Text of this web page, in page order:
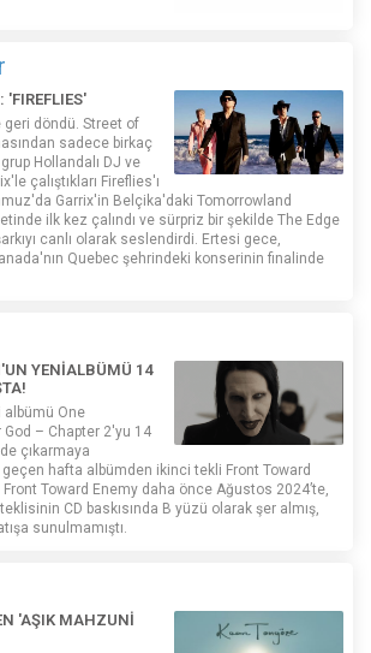
'FIREFLIES'
geri döndü. Street of
sadece birkaç
Hollandalı DJ ve
çalıştıkları Fireflies'ı
Garrix'in Belçika'daki Tomorrowland
ilk kez çalındı ​​ve sürpriz bir şekilde The Edge
canlı olarak seslendirdi. Ertesi gece,
Quebec şehrindeki konserinin finalinde
YENİALBÜMÜ 14
albümü One
– Chapter 2'yu 14
çıkarmaya
geçen hafta albümden ikinci tekli Front Toward
Front Toward Enemy daha önce Ağustos 2024’te,
CD baskısında B yüzü olarak şer almış,
sunulmamıştı.
'AŞIK MAHZUNİ